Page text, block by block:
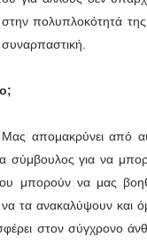
πολυπλοκότητά
συναρπαστική.
απομακρύνει από
σύμβουλος για να
μπορούν να μας
τα ανακαλύψουν και
στον σύγχρονο